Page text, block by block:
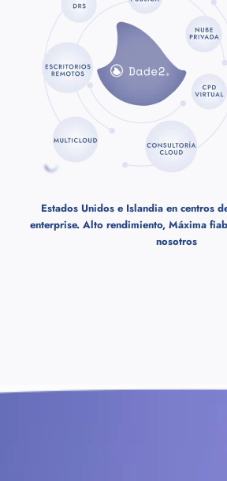
Estados Unidos e Islandia en centros
enterprise. Alto rendimiento, Máxima
nosotros